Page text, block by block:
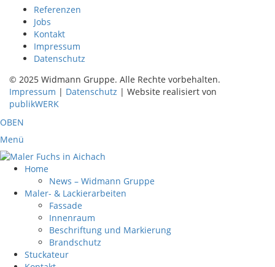
Referenzen
Jobs
Kontakt
Impressum
Datenschutz
© 2025 Widmann Gruppe. Alle Rechte vorbehalten.
Impressum | Datenschutz | Website realisiert von
publikWERK
OBEN
Menü
Home
News – Widmann Gruppe
Maler- & Lackierarbeiten
Fassade
Innenraum
Beschriftung und Markierung
Brandschutz
Stuckateur